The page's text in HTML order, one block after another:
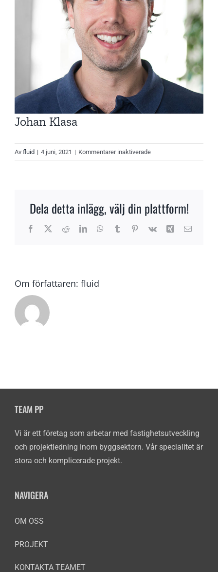
Johan Klasa
Av fluid | 4 juni, 2021 | Kommentarer inaktiveradeför
Johan
Dela detta inlägg, välj din plattform!
Facebook
X RedditLinkedInWhatsApp
TumblrPinterest
Vk Xing E-
Om författaren: fluid
TEAM PP
Vi är ett företag som arbetar med fastighetsutveckling
och projektledning inom byggsektorn. Vår specialitet är
stora och komplicerade projekt.
NAVIGERA
OM OSS
PROJEKT
KONTAKTA TEAMET